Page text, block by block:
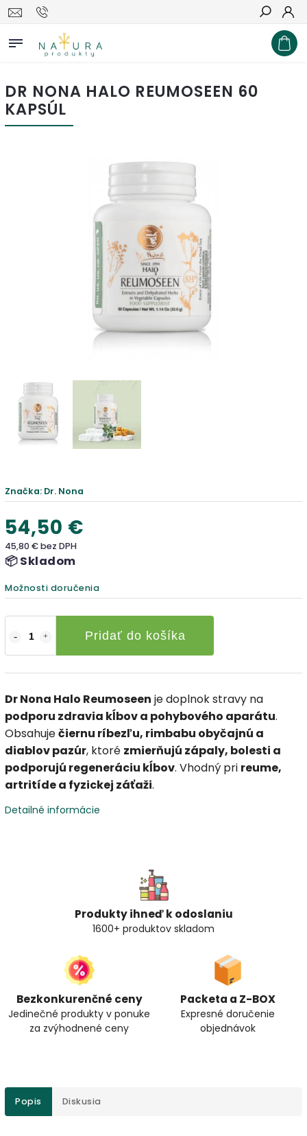
Hľadať
DR NONA HALO REUMOSEEN 60
KAPSÚL
Značka: Dr. Nona
54,50 €
45,80 € bez DPH
📦 Skladom
Možnosti doručenia
Pridať do košíka
Dr Nona Halo Reumoseen je doplnok stravy na
podporu zdravia kĺbov a pohybového aparátu.
Obsahuječiernu ríbezľu, rimbabu obyčajnú a
diablov pazúr, ktoré zmierňujú zápaly, bolesti a
podporujú regeneráciu kĺbov. Vhodný pri reume,
artritíde a fyzickej záťaži.
Detailné informácie
Produkty ihneď k odoslaniu
1600+ produktov skladom
Bezkonkurenčné ceny
Jedinečné produkty v ponuke
za zvýhodnené ceny
Packeta a Z-BOX
Expresné doručenie
objednávok
Popis Diskusia